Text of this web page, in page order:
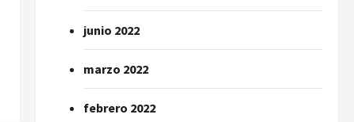
junio 2022
marzo 2022
febrero 2022